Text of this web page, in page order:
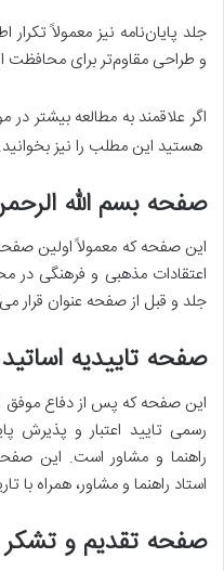
جلد پایان‌نامه نیز معمولاً
و طراحی مقاوم‌تر برای محافظت
اگر علاقمند به مطالعه بیشتر در
هستید این مطلب را نیز بخوانید.
صفحه بسم الله
این صفحه که معمولاً اولین
اعتقادات مذهبی و فرهنگی
جلد و قبل از صفحه عنوان قرار
صفحه تاییدیه
این صفحه که پس از دفاع موفق
رسمی تایید اعتبار و پذیرش
راهنما و مشاور است. این
استاد راهنما و مشاور، همراه
صفحه تقدیم و تشکر